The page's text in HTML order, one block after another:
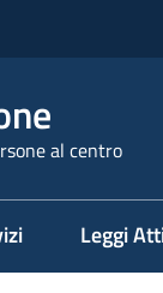
al centro
Leggi